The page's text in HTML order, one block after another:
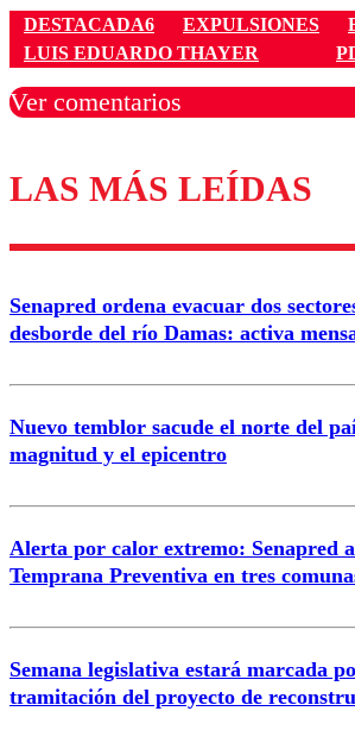
DESTACADA6 EXPULSIONES
LUIS EDUARDO THAYER
Ver comentarios
Los comentarios son moderados
diálogo respetuoso.
Correo
LAS MÁS LEÍDAS
Senapred ordena evacuar dos
desborde del río Damas: activa
Nuevo temblor sacude el norte del
magnitud y el epicentro
Alerta por calor extremo: Senapred
Temprana Preventiva en tres
Semana legislativa estará marcada
tramitación del proyecto de